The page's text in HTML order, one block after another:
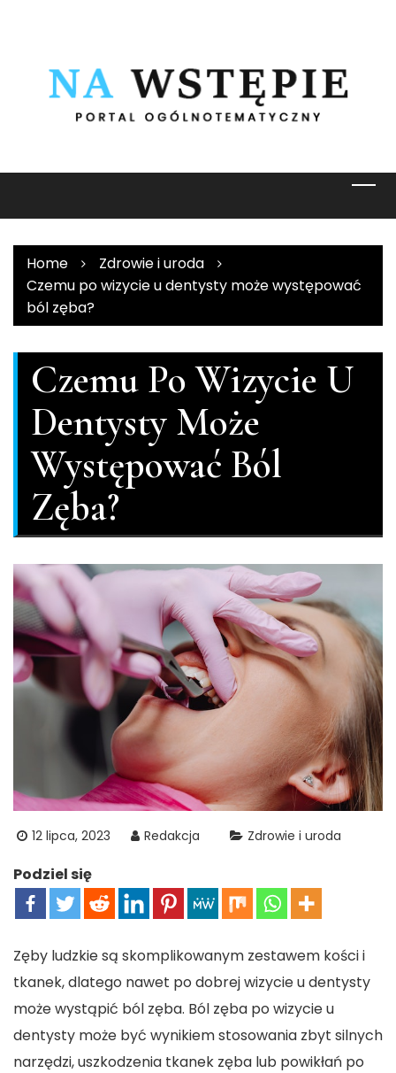
Home
Zdrowie i uroda
Czemu po wizycie u dentysty może występować
ból zęba?
Czemu Po Wizycie U
Dentysty Może
Występować Ból
Zęba?
12 lipca, 2023 Redakcja Zdrowie i uroda
Podziel się
Zęby ludzkie są skomplikowanym zestawem kości i
tkanek, dlatego nawet po dobrej wizycie u dentysty
może wystąpić ból zęba. Ból zęba po wizycie u
dentysty może być wynikiem stosowania zbyt silnych
narzędzi, uszkodzenia tkanek zęba lub powikłań po